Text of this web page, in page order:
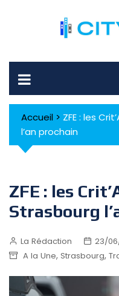
Accueil > ZFE : les
l’an prochain
ZFE : les
Strasbourg
La Rédaction
23/
A la Une, Strasbourg,